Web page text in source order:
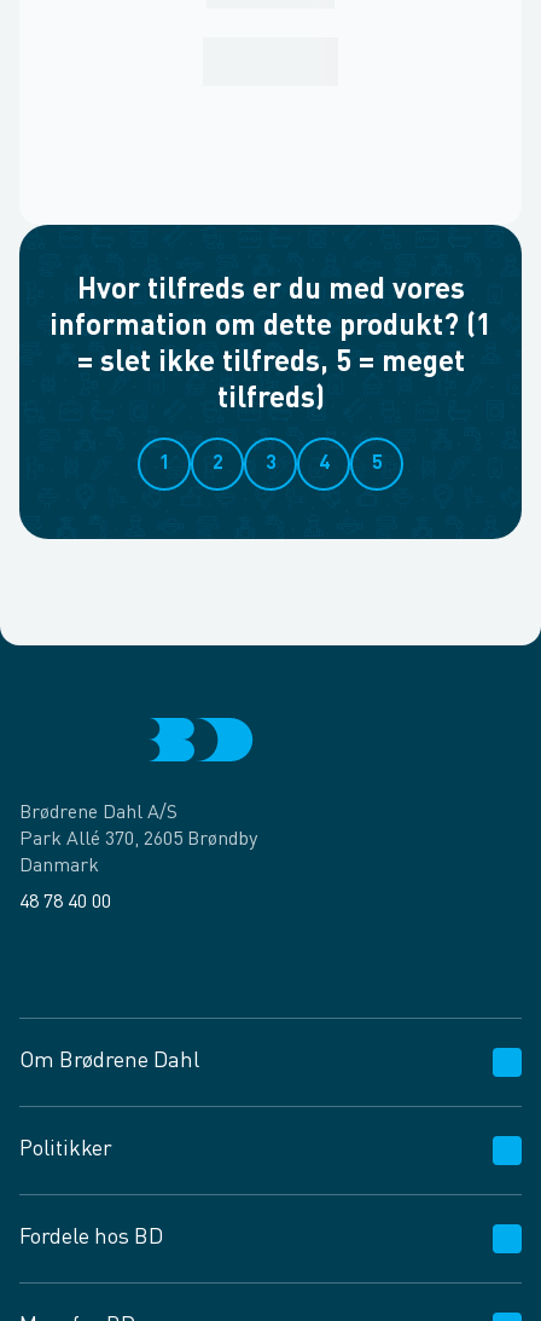
Hvor tilfreds er du med vores
information om dette produkt? (1
= slet ikke tilfreds, 5 = meget
tilfreds)
1 2 3 4 5
Brødrene Dahl A/S
Park Allé 370, 2605 Brøndby
Danmark
48 78 40 00
Om Brødrene Dahl
Vagttelefon 30 10 89 89
Spørgsmål og svar
Job og karriere
Fødevarekontrolrapport
Politikker
Privatlivspolitik
Cookies
Fordele hos BD